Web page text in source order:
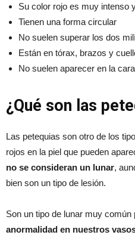
Su color rojo es muy intenso
Tienen una forma circular
No suelen superar los dos
Están en tórax, brazos y
No suelen aparecer en la cara
¿Qué son las
Las petequias son otro de los
rojos en la piel que pueden
no se consideran un lunar,
bien son un tipo de lesión.
Son un tipo de lunar muy
anormalidad en nuestros